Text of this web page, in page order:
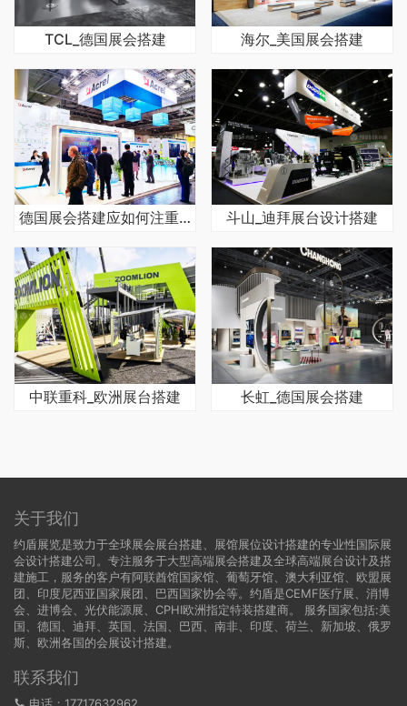
TCL_德国展会搭建 海尔_美国展会搭建
德国展会搭建应如何注重细节与品质 斗山_迪拜展台设计搭建
中联重科_欧洲展台搭建 长虹_德国展会搭建
关于我们
约盾展览是致力于全球展会展台搭建、展馆展位设计搭建的专业性国际展
会设计搭建公司。专注服务于大型高端展会搭建及全球高端展台设计及搭
建施工，服务的客户有阿联酋馆国家馆、葡萄牙馆、澳大利亚馆、欧盟展
团、印度尼西亚国家展团、巴西国家协会等。约盾是CEMF医疗展、消博
会、进博会、光伏能源展、CPHI欧洲指定特装搭建商。 服务国家包括:美
国
德国 、迪拜、英国、法国、巴西、南非、印度、荷兰、新加坡、俄罗
斯、欧洲各国的会展设计搭建。
联系我们
电话：17717632962